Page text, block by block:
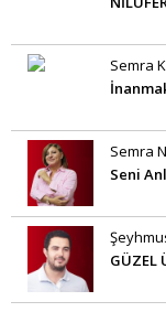
Semra
Semra
Seni
GÜZEL